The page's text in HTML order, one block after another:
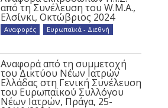
από τη Συνέλευση του W.M.A.,
Ελσίνκι, Οκτώβριος 2024
Αναφορές Ευρωπαϊκά - Διεθνή
Αναφορά από τη συμμετοχή
του Δικτύου Νέων Ιατρών
Ελλάδας στη Γενική Συνέλευση
του Ευρωπαϊκού Συλλόγου
Νέων Ιατρών, Πράγα, 25-